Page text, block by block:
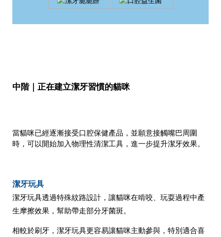
中階｜正在建立潔牙習慣的貓咪
當貓咪已經逐漸接受口腔保健產品，並願意接觸嘴巴周圍
時，可以開始加入物理性清潔工具，進一步提升潔牙效果。
潔牙玩具
潔牙玩具透過特殊紋路設計，讓貓咪在啃咬、玩耍過程中產
生摩擦效果，幫助帶走部分牙菌斑。
相較於刷牙，潔牙玩具更容易讓貓咪主動參與，特別適合喜